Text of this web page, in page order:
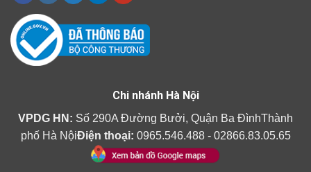
Chi nhánh Hà Nội
VPDG HN: Số 290A Đường Bưởi, Quận Ba ĐìnhThành
phố Hà NộiĐiện thoại: 0965.546.488 - 02866.83.05.65